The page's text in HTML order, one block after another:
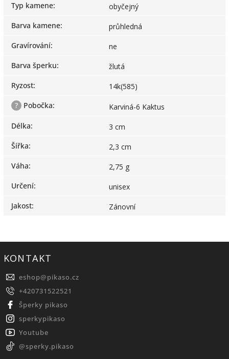
Typ kamene:
obyčejný
Barva kamene:
průhledná
Gravírování:
ne
Barva šperku:
žlutá
Ryzost:
14k(585)
?
Pobočka:
Karviná-6 Kaktus
Délka:
3 cm
Šířka:
2,3 cm
Váha:
2,75 g
Určení:
unisex
Jakost: Zánovní
KONTAKT
eshop@pikaso.cz
+420731522521
Šperky pikaso
sperkypikaso
Youtube
@sperky.pikaso